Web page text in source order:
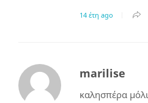
14 έτη ago
marilise
καλησπέρα